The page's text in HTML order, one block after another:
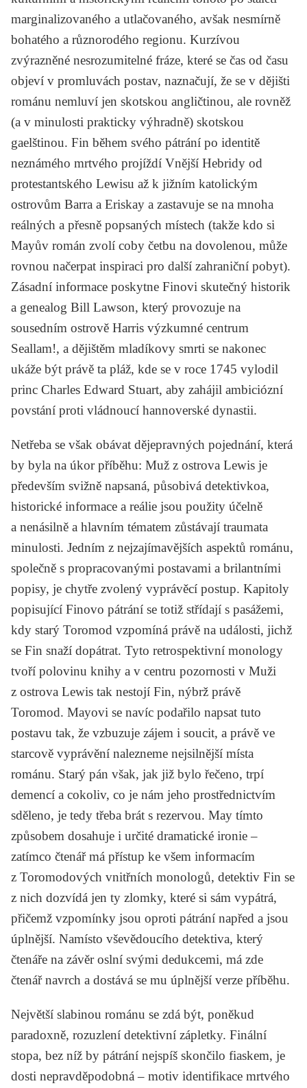
marginalizovaného a utlačovaného, avšak nesmírně
bohatého a různorodého regionu. Kurzívou
zvýrazněné nesrozumitelné fráze, které se čas od času
objeví v promluvách postav, naznačují, že se v dějišti
románu nemluví jen skotskou angličtinou, ale rovněž
(a v minulosti prakticky výhradně) skotskou
gaelštinou. Fin během svého pátrání po identitě
neznámého mrtvého projíždí Vnější Hebridy od
protestantského Lewisu až k jižním katolickým
ostrovům Barra a Eriskay a zastavuje se na mnoha
reálných a přesně popsaných místech (takže kdo si
Mayův román zvolí coby četbu na dovolenou, může
rovnou načerpat inspiraci pro další zahraniční pobyt).
Zásadní informace poskytne Finovi skutečný historik
a genealog Bill Lawson, který provozuje na
sousedním ostrově Harris výzkumné centrum
Seallam!, a dějištěm mladíkovy smrti se nakonec
ukáže být právě ta pláž, kde se v roce 1745 vylodil
princ Charles Edward Stuart, aby zahájil ambiciózní
povstání proti vládnoucí hannoverské dynastii.
Netřeba se však obávat dějepravných pojednání, která
by byla na úkor příběhu: Muž z ostrova Lewis je
především svižně napsaná, působivá detektivkoa,
historické informace a reálie jsou použity účelně
a nenásilně a hlavním tématem zůstávají traumata
minulosti. Jedním z nejzajímavějších aspektů románu,
společně s propracovanými postavami a brilantními
popisy, je chytře zvolený vyprávěcí postup. Kapitoly
popisující Finovo pátrání se totiž střídají s pasážemi,
kdy starý Toromod vzpomíná právě na události, jichž
se Fin snaží dopátrat. Tyto retrospektivní monology
tvoří polovinu knihy a v centru pozornosti v Muži
z ostrova Lewis tak nestojí Fin, nýbrž právě
Toromod. Mayovi se navíc podařilo napsat tuto
postavu tak, že vzbuzuje zájem i soucit, a právě ve
starcově vyprávění nalezneme nejsilnější místa
románu. Starý pán však, jak již bylo řečeno, trpí
demencí a cokoliv, co je nám jeho prostřednictvím
sděleno, je tedy třeba brát s rezervou. May tímto
způsobem dosahuje i určité dramatické ironie –
zatímco čtenář má přístup ke všem informacím
z Toromodových vnitřních monologů, detektiv Fin se
z nich dozvídá jen ty zlomky, které si sám vypátrá,
přičemž vzpomínky jsou oproti pátrání napřed a jsou
úplnější. Namísto vševědoucího detektiva, který
čtenáře na závěr oslní svými dedukcemi, má zde
čtenář navrch a dostává se mu úplnější verze příběhu.
Největší slabinou románu se zdá být, poněkud
paradoxně, rozuzlení detektivní zápletky. Finální
stopa, bez níž by pátrání nejspíš skončilo fiaskem, je
dosti nepravděpodobná – motiv identifikace mrtvého